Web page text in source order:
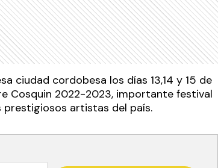
ciudad cordobesa los días 13,14 y 15 de
Cosquin 2022-2023, importante festival
prestigiosos artistas del país.